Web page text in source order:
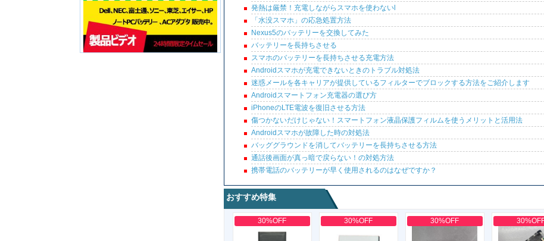
発熱は厳禁！充電しながらスマホを使わないl
「水没スマホ」の応急処置方法
Nexus5のバッテリーを交換してみた
バッテリーを長持ちさせる
スマホのバッテリーを長持ちさせる充電方法
Androidスマホが充電できないときのトラブル対処法
迷惑メールを各キャリアが提供しているフィルターでブロックする方法をご紹介します
Androidスマートフォン充電器の選び方
iPhoneのLTE電波を復旧させる方法
傷つかないだけじゃない！スマートフォン液晶保護フィルムを使うメリットと活用法
Androidスマホが故障した時の対処法
バッググラウンドを消してバッテリーを長持ちさせる方法
通話後画面が真っ暗で戻らない！の対処方法
携帯電話のバッテリーが早く使用されるのはなぜですか？
おすすめ特集
30%OFF 30%OFF 30%OFF